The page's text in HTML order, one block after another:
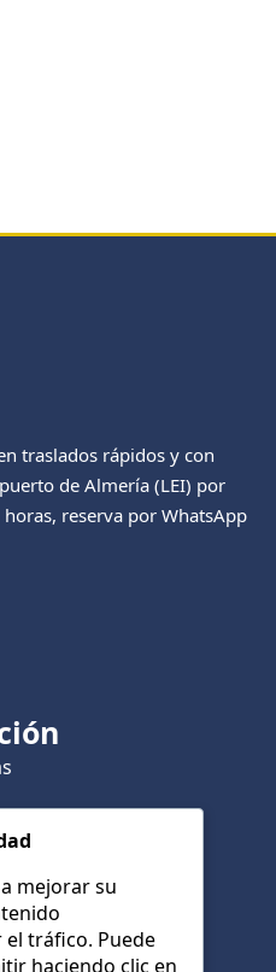
traslados rápidos y con
de Almería (LEI) por
reserva por WhatsApp
24/7
mejorar su
el tráfico. Puede
haciendo clic en